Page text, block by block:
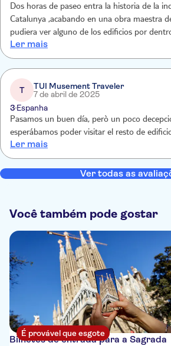
Dos horas de paseo entra la historia de la
Catalunya ,acabando en una obra maestra
pudiera ver alguno de los edificios por
Ler mais
T
TUI Musement Traveler
7 de abril de 2025
3 Espanha
Pasamos un buen día, però un poco
esperábamos poder visitar el resto de
Ler mais
Ver todas as
Você também pode gostar
É provável que esgote
Bilhetes de entrada para a Sagrada